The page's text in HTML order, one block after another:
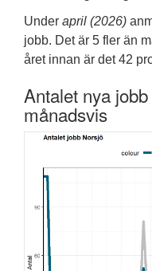
Under april (2026)
jobb. Det är 5 fler än
året innan är det 42
Antalet nya
månadsvis